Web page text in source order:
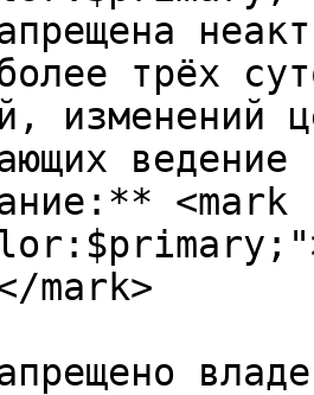
трёх
изменений
<mark
mark>